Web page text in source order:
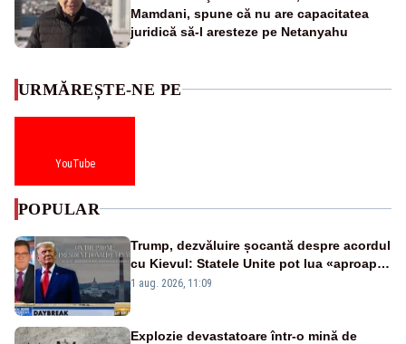
Mamdani, spune că nu are capacitatea
juridică să-l aresteze pe Netanyahu
URMĂREȘTE-NE PE
YouTube
POPULAR
Trump, dezvăluire șocantă despre acordul
cu Kievul: Statele Unite pot lua «aproape
tot ce vor» din minele Ucrainei”
1 aug. 2026, 11:09
Explozie devastatoare într-o mină de